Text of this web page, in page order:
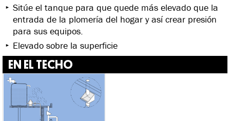
Sitúe el tanque para que quede más elevado que la
entrada de la plomería del hogar y así crear presión
para sus equipos.
Elevado sobre la superficie
EN EL TECHO